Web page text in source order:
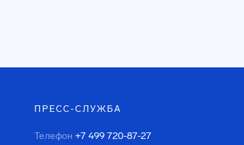
ПРЕСС-СЛУЖБА
Телефон +7 499 720-87-27